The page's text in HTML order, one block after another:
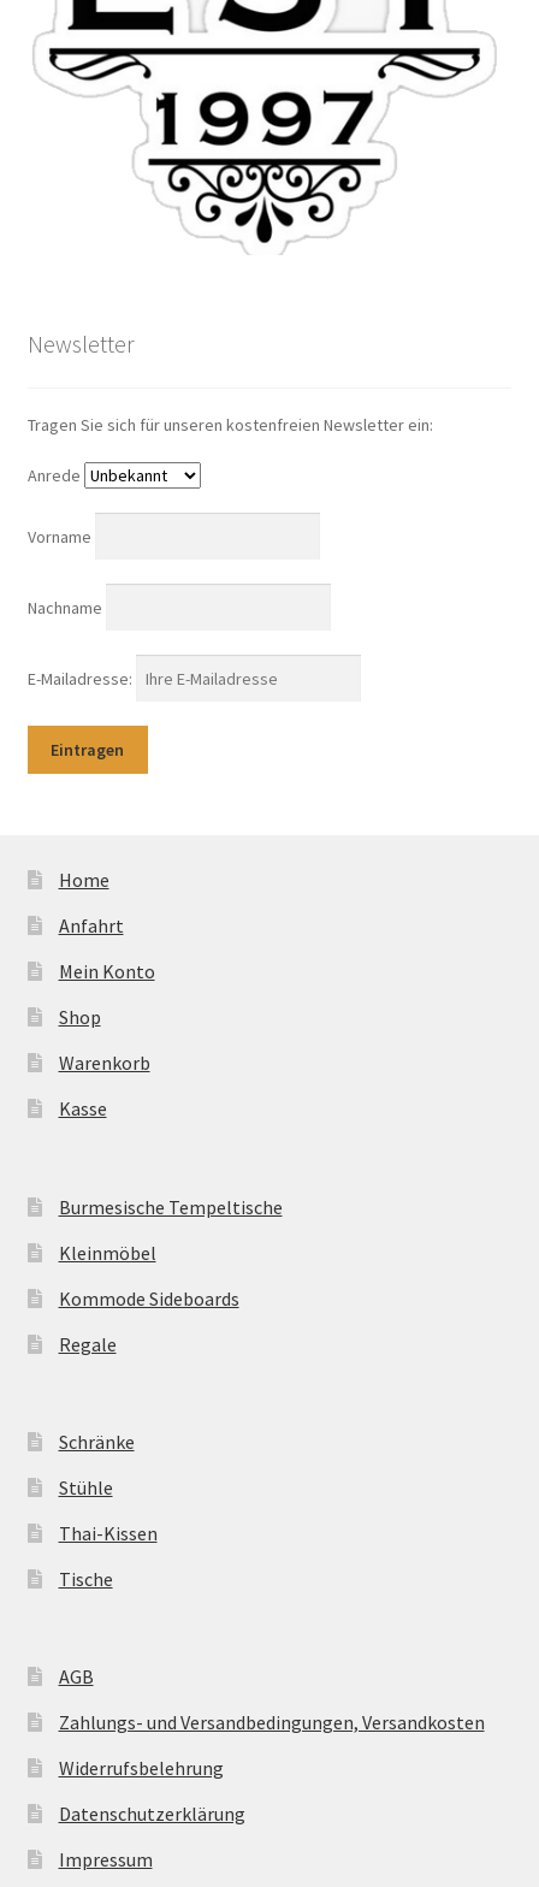
Newsletter
Tragen Sie sich für unseren kostenfreien Newsletter ein:
Anrede
Vorname
Nachname
E-Mailadresse:
Home
Anfahrt
Mein Konto
Shop
Warenkorb
Kasse
Burmesische Tempeltische
Kleinmöbel
Kommode Sideboards
Regale
Schränke
Stühle
Thai-Kissen
Tische
AGB
Zahlungs- und Versandbedingungen, Versandkosten
Widerrufsbelehrung
Datenschutzerklärung
Impressum